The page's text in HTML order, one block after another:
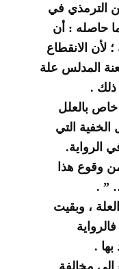
الترمذي في
في ” النكت”(3) بما حاصله : أن
لأن الانقطاع
المدلس علة
ذلك .
بالعلل
الخفية التي
الرواية.
وقوع هذا
” .
، وبقيت
بها .
مخالفة